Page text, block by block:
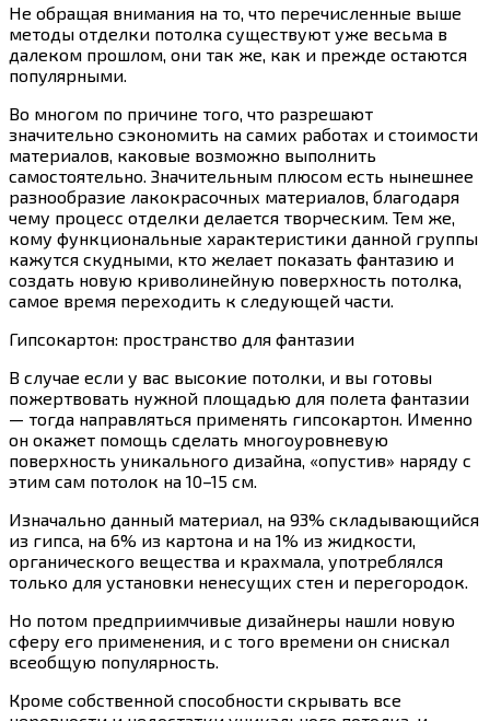
Не обращая внимания на то, что перечисленные выше
методы отделки потолка существуют уже весьма в
далеком прошлом, они так же, как и прежде остаются
популярными.
Во многом по причине того, что разрешают
значительно сэкономить на самих работах и стоимости
материалов, каковые возможно выполнить
самостоятельно. Значительным плюсом есть нынешнее
разнообразие лакокрасочных материалов, благодаря
чему процесс отделки делается творческим. Тем же,
кому функциональные характеристики данной группы
кажутся скудными, кто желает показать фантазию и
создать новую криволинейную поверхность потолка,
самое время переходить к следующей части.
Гипсокартон: пространство для фантазии
В случае если у вас высокие потолки, и вы готовы
пожертвовать нужной площадью для полета фантазии
— тогда направляться применять гипсокартон. Именно
он окажет помощь сделать многоуровневую
поверхность уникального дизайна, «опустив» наряду с
этим сам потолок на 10–15 см.
Изначально данный материал, на 93% складывающийся
из гипса, на 6% из картона и на 1% из жидкости,
органического вещества и крахмала, употреблялся
только для установки ненесущих стен и перегородок.
Но потом предприимчивые дизайнеры нашли новую
сферу его применения, и с того времени он снискал
всеобщую популярность.
Кроме собственной способности скрывать все